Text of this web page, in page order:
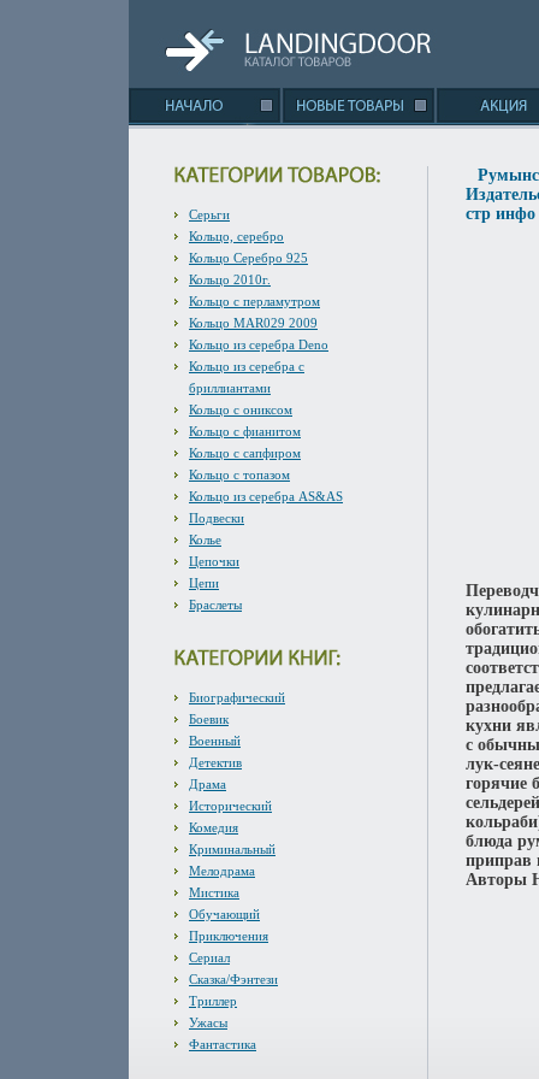
Серьги
Кольцо, серебро
Кольцо Серебро 925
Кольцо 2010г.
Кольцо с перламутром
Кольцо MAR029 2009
Кольцо из серебра Deno
Кольцо из серебра с
бриллиантами
Кольцо с ониксом
Кольцо с фианитом
Кольцо с сапфиром
Кольцо с топазом
Кольцо из серебра AS&AS
Подвески
Колье
Цепочки
Цепи
Браслеты
Биографический
Боевик
Военный
Детектив
Драма
Исторический
Комедия
Криминальный
Мелодрама
Мистика
Обучающий
Приключения
Сериал
Сказка/Фэнтези
Триллер
Ужасы
Фантастика
стр инфо
кухни
с
лук-
горячие
блюда
приправ
Авторы